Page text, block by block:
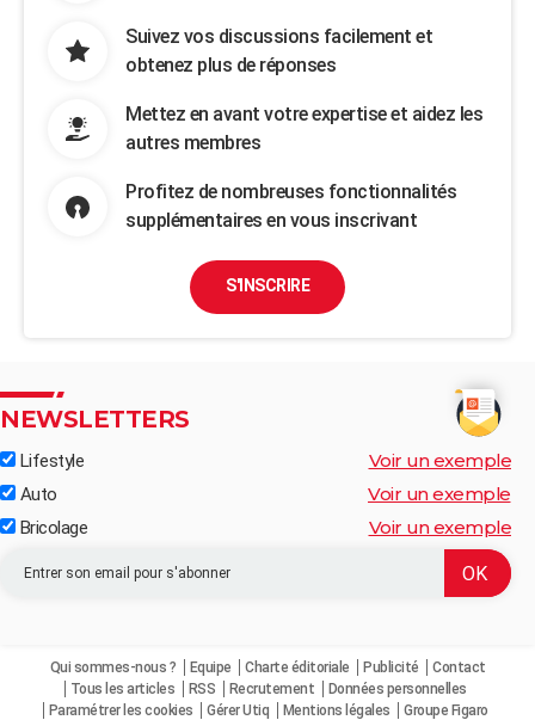
Suivez vos discussions facilement et
obtenez plus de réponses
Mettez en avant votre expertise et aidez les
autres membres
Profitez de nombreuses fonctionnalités
supplémentaires en vous inscrivant
S'INSCRIRE
NEWSLETTERS
Lifestyle Voir un exemple
Auto Voir un exemple
Bricolage Voir un exemple
Qui sommes-nous ? Equipe Charte éditoriale Publicité
Contact
Tous les articles
RSS Recrutement
Données personnelles
Paramétrer les cookies
Gérer Utiq Mentions légales Groupe Figaro